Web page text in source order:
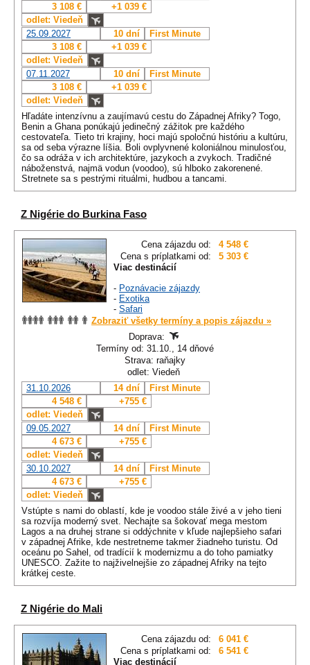
3 108 €
+1 039 €
odlet: Viedeň
25.09.2027
10 dní
First Minute
3 108 €
+1 039 €
odlet: Viedeň
07.11.2027
10 dní
First Minute
3 108 €
+1 039 €
odlet: Viedeň
Hľadáte intenzívnu a zaujímavú cestu do Západnej Afriky? Togo,
Benin a Ghana ponúkajú jedinečný zážitok pre každého
cestovateľa. Tieto tri krajiny, hoci majú spoločnú históriu a kultúru,
sa od seba výrazne líšia. Boli ovplyvnené koloniálnou minulosťou,
čo sa odráža v ich architektúre, jazykoch a zvykoch. Tradičné
náboženstvá, najmä vodun (voodoo), sú hlboko zakorenené.
Stretnete sa s pestrými rituálmi, hudbou a tancami.
Z Nigérie do Burkina Faso
Cena zájazdu od:
4 548 €
Cena s príplatkami od:
5 303 €
Viac destinácií
- Poznávacie zájazdy
- Exotika
- Safari
Zobraziť všetky termíny a popis zájazdu »
Doprava:
Termíny od: 31.10., 14 dňové
Strava: raňajky
odlet: Viedeň
31.10.2026
14 dní
First Minute
4 548 €
+755 €
odlet: Viedeň
09.05.2027
14 dní
First Minute
4 673 €
+755 €
odlet: Viedeň
30.10.2027
14 dní
First Minute
4 673 €
+755 €
odlet: Viedeň
Vstúpte s nami do oblastí, kde je voodoo stále živé a v jeho tieni
sa rozvíja moderný svet. Nechajte sa šokovať mega mestom
Lagos a na druhej strane si oddýchnite v kľude najlepšieho safari
v západnej Afrike, kde nestretneme takmer žiadneho turistu. Od
oceánu po Sahel, od tradícií k modernizmu a do toho pamiatky
UNESCO. Zažite to najživelnejšie zo západnej Afriky na tejto
krátkej ceste.
Z Nigérie do Mali
Cena zájazdu od:
6 041 €
Cena s príplatkami od:
6 541 €
Viac destinácií